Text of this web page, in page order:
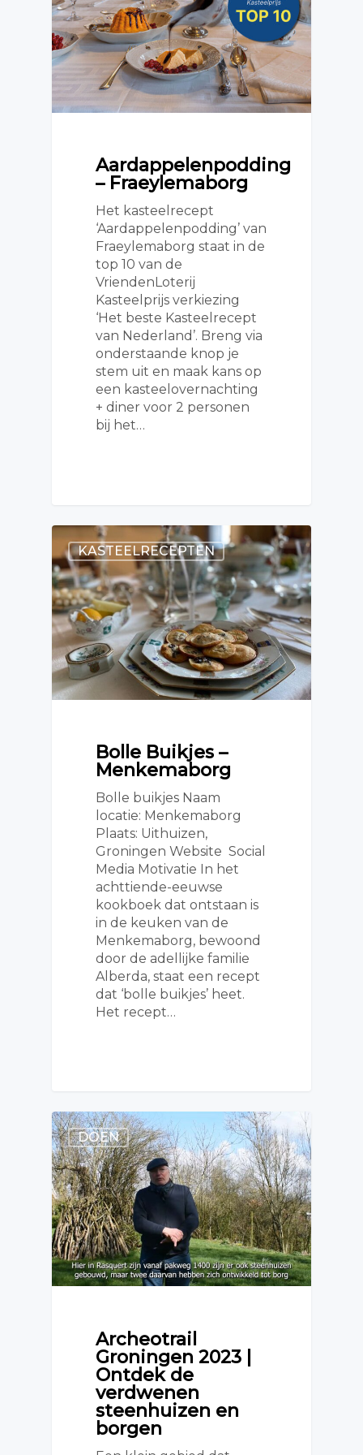
Aardappelenpodding
– Fraeylemaborg
Het kasteelrecept
‘Aardappelenpodding’ van
Fraeylemaborg staat in de
top 10 van de
VriendenLoterij
Kasteelprijs verkiezing
‘Het beste Kasteelrecept
van Nederland’. Breng via
onderstaande knop je
stem uit en maak kans op
een kasteelovernachting
+ diner voor 2 personen
bij het…
KASTEELRECEPTEN
Bolle Buikjes –
Menkemaborg
Bolle buikjes Naam
locatie: Menkemaborg
Plaats: Uithuizen,
Groningen Website Social
Media Motivatie In het
achttiende-eeuwse
kookboek dat ontstaan is
in de keuken van de
Menkemaborg, bewoond
door de adellijke familie
Alberda, staat een recept
dat ‘bolle buikjes’ heet.
Het recept…
DOEN
Archeotrail
Groningen 2023 |
Ontdek de
verdwenen
steenhuizen en
borgen